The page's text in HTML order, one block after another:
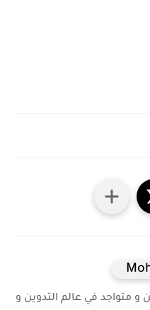
و متواجد في عالم التدوين و